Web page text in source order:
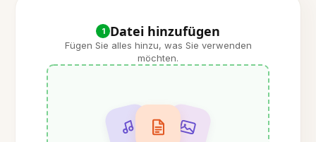
1 Datei hinzufügen
Fügen Sie alles hinzu, was Sie verwenden
möchten.